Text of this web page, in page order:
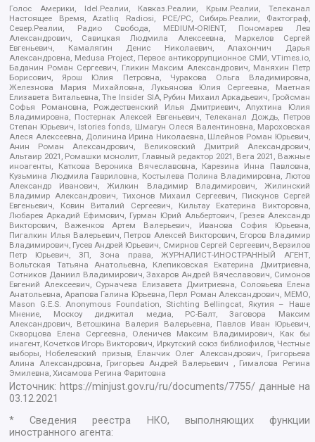
Голос Америки, Idel.Реалии, Кавказ.Реалии, Крым.Реалии, Телеканал
Настоящее Время, Azatliq Radiosi, PCE/PC, Сибирь.Реалии, Фактограф,
Север.Реалии, Радио Свобода, MEDIUM-ORIENT, Пономарев Лев
Александрович, Савицкая Людмила Алексеевна, Маркелов Сергей
Евгеньевич, Камалягин Денис Николаевич, Апахончич Дарья
Александровна, Medusa Project, Первое антикоррупционное СМИ, VTimes.io,
Баданин Роман Сергеевич, Гликин Максим Александрович, Маняхин Петр
Борисович, Ярош Юлия Петровна, Чуракова Ольга Владимировна,
Железнова Мария Михайловна, Лукьянова Юлия Сергеевна, Маетная
Елизавета Витальевна, The Insider SIA, Рубин Михаил Аркадьевич, Гройсман
Софья Романовна, Рождественский Илья Дмитриевич, Апухтина Юлия
Владимировна, Постернак Алексей Евгеньевич, Телеканал Дождь, Петров
Степан Юрьевич, Istories fonds, Шмагун Олеся Валентиновна, Мароховская
Алеся Алексеевна, Долинина Ирина Николаевна, Шлейнов Роман Юрьевич,
Анин Роман Александрович, Великовский Дмитрий Александрович,
Альтаир 2021, Ромашки монолит, Главный редактор 2021, Вега 2021, Важные
иноагенты, Каткова Вероника Вячеславовна, Карезина Инна Павловна,
Кузьмина Людмила Гавриловна, Костылева Полина Владимировна, Лютов
Александр Иванович, Жилкин Владимир Владимирович, Жилинский
Владимир Александрович, Тихонов Михаил Сергеевич, Пискунов Сергей
Евгеньевич, Ковин Виталий Сергеевич, Кильтау Екатерина Викторовна,
Любарев Аркадий Ефимович, Гурман Юрий Альбертович, Грезев Александр
Викторович, Важенков Артем Валерьевич, Иванова София Юрьевна,
Пигалкин Илья Валерьевич, Петров Алексей Викторович, Егоров Владимир
Владимирович, Гусев Андрей Юрьевич, Смирнов Сергей Сергеевич, Верзилов
Петр Юрьевич, ЗП, Зона права, ЖУРНАЛИСТ-ИНОСТРАННЫЙ АГЕНТ,
Вольтская Татьяна Анатольевна, Клепиковская Екатерина Дмитриевна,
Сотников Даниил Владимирович, Захаров Андрей Вячеславович, Симонов
Евгений Алексеевич, Сурначева Елизавета Дмитриевна, Соловьева Елена
Анатольевна, Арапова Галина Юрьевна, Перл Роман Александрович, МЕМО,
Mason G.E.S. Anonymous Foundation, Stichting Bellingcat, Якутия – Наше
Мнение, Москоу диджитал медиа, РС-Балт, Заговора Максим
Александрович, Ветошкина Валерия Валерьевна, Павлов Иван Юрьевич,
Скворцова Елена Сергеевна, Оленичев Максим Владимирович, Как бы
инагент, Кочетков Игорь Викторович, Иркутский союз библиофилов, Честные
выборы, Нобелевский призыв, Еланчик Олег Александрович, Григорьева
Алина Александровна, Григорьев Андрей Валерьевич , Гималова Регина
Эмилевна, Хисамова Регина Фаритовна
Источник: https://minjust.gov.ru/ru/documents/7755/ данные на
03.12.2021
* Сведения реестра НКО, выполняющих функции
иностранного агента: